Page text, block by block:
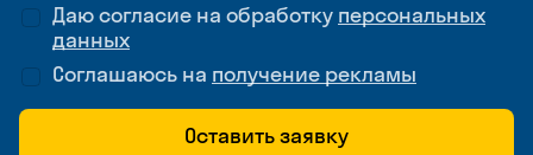
Даю согласие на обработку персональных
данных
Соглашаюсь на получение рекламы
Оставить заявку